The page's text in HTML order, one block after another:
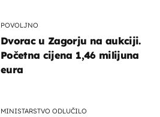
POVOLJNO
Dvorac u Zagorju na aukciji.
Početna cijena 1,46 milijuna
eura
MINISTARSTVO ODLUČILO